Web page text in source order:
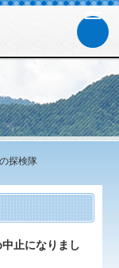
探検隊
止になりまし